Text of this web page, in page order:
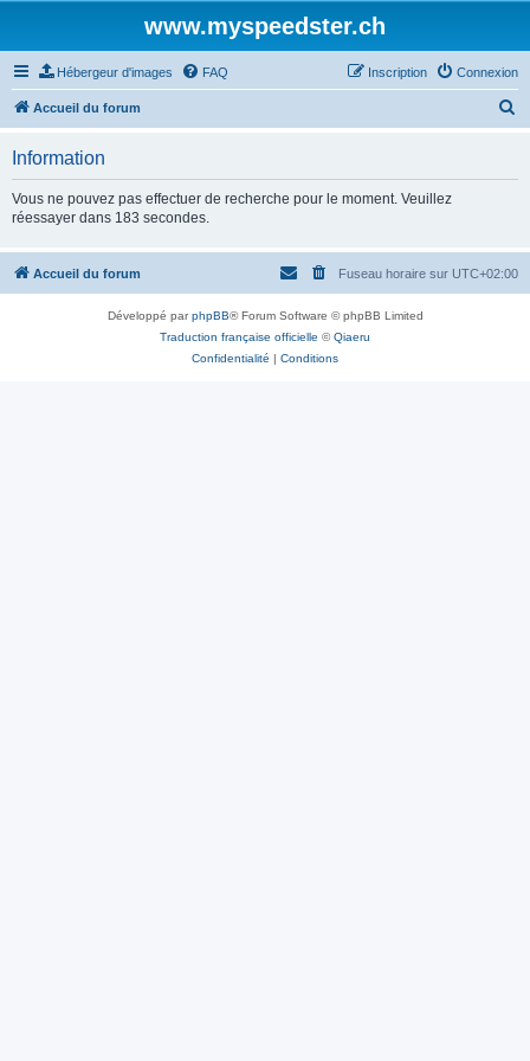
www.myspeedster.ch
Hébergeur d'images FAQ Connexion
Inscription
Accueil du forum
c
Information
Vous ne pouvez pas effectuer de recherche pour le moment. Veuillez
réessayer dans 183 secondes.
Accueil du forum Fuseau horaire sur UTC+02:00
Développé parphpBB® Forum Software © phpBB Limited
Traduction française officielle ©Qiaeru
Confidentialité | Conditions